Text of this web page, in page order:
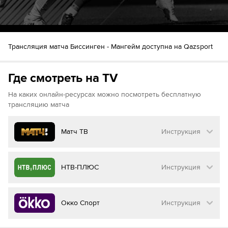
46
Шайба! Guillaume Naud
Teemu Lepaus
48
Шайба!Max Renner
Guillaume Naud
Джимми Мартинович
Трансляция матча Биссинген - Мангейм доступна на Qazsport
Где смотреть на TV
На каких онлайн-ресурсах можно посмотреть бесплатную
трансляцию матча
Матч ТВ Инструкция
Как смотреть бесплатно трансляцию матча
Матч ТВ
Инструкция
Перейдите на сайт МАТЧ ТВ
НТВ-ПЛЮС Инструкция
Как смотреть бесплатно трансляцию матча
на НТВ ПЛЮС
Окко Спорт Инструкция